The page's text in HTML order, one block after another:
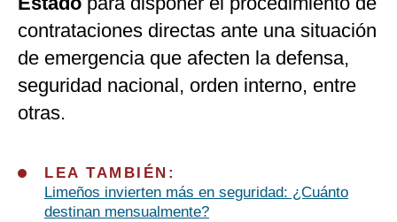
contrataciones directas ante una situación
de emergencia que afecten la defensa,
seguridad nacional, orden interno, entre
otras.
LEA TAMBIÉN:
Limeños invierten más en seguridad: ¿Cuánto
destinan mensualmente?